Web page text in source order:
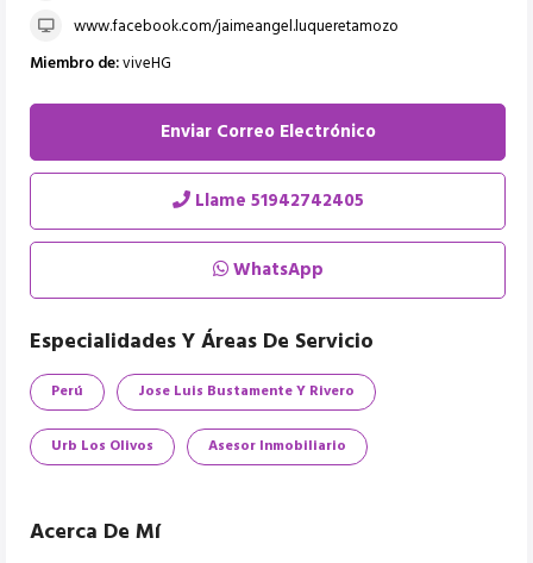
www.facebook.com/jaimeangel.luqueretamozo
Miembro de:viveHG
Enviar Correo Electrónico
Llame 51942742405
WhatsApp
Especialidades Y Áreas De Servicio
Perú Jose Luis Bustamente Y Rivero
Urb Los Olivos Asesor Inmobiliario
Acerca De Mí